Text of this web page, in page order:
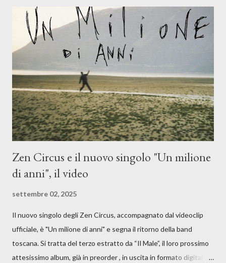
Dicevamo. Ed è da qui che il nostro inizia questo concept
musicale, con " Che ora è" , raccontando la separazione dalla
moglie, del senso di sconfitta e del caldo afoso che opprime,
giusta condizione di sopraffazione: "Non so che ora è, che giorno
è, di questa estate che...". E' raro fare uscire come singolo una
cover, ma...
Zen Circus e il nuovo singolo "Un milione
di anni", il video
settembre 02, 2025
Il nuovo singolo degli Zen Circus, accompagnato dal videoclip
ufficiale, è "Un milione di anni" e segna il ritorno della band
toscana. Si tratta del terzo estratto da “Il Male”, il loro prossimo
attesissimo album, già in preorder , in uscita in formato digitale il